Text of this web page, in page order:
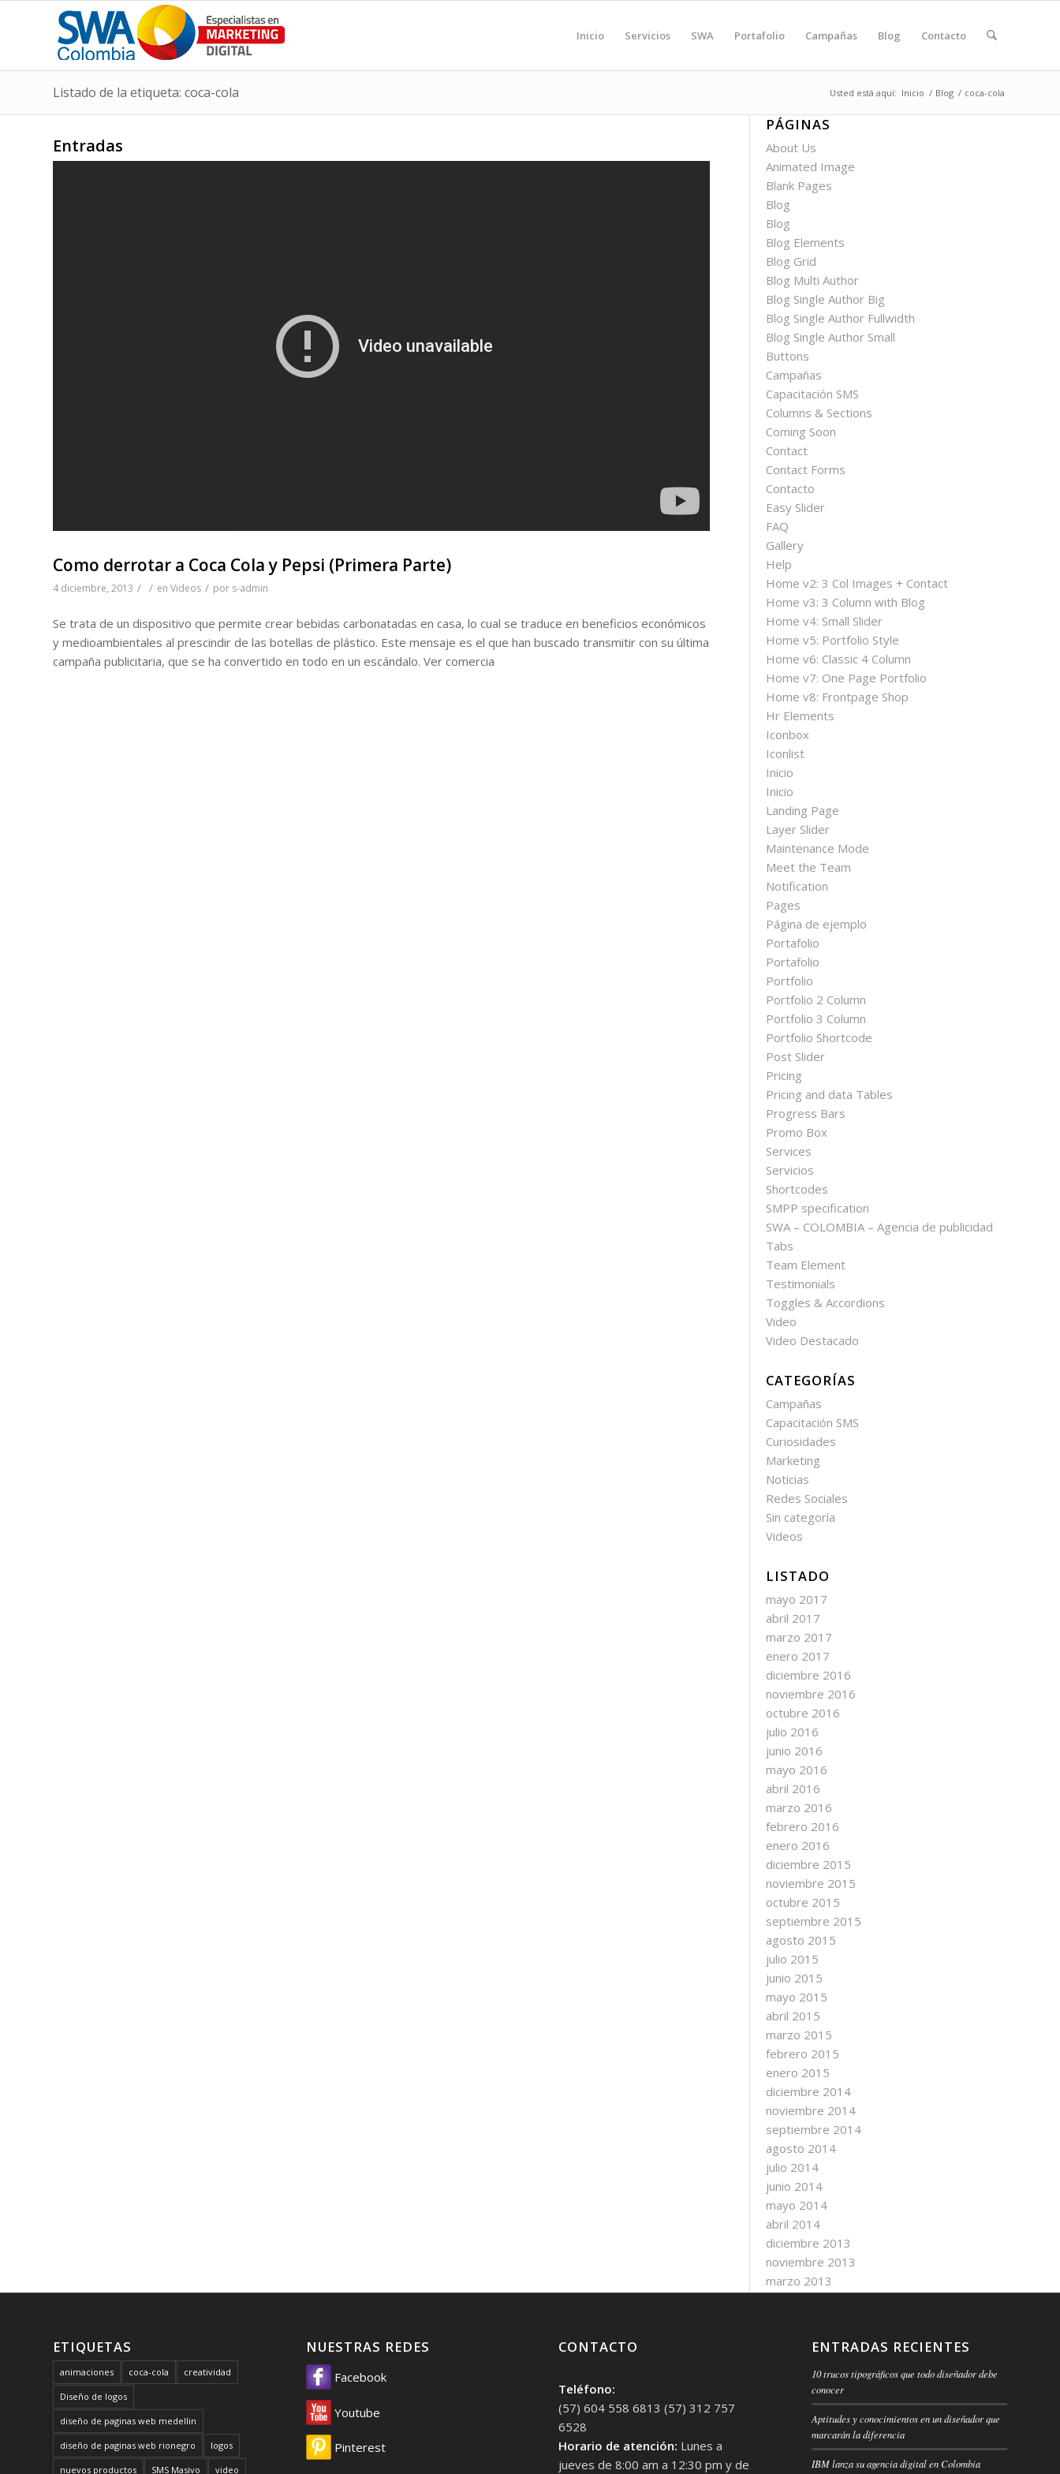
Inicio Servicios SWA Portafolio Campañas Blog Contacto
Listado de la etiqueta: coca-cola Usted está aquí: Inicio / Blog / coca-cola
Entradas
Como derrotar a Coca Cola y Pepsi (Primera Parte)
4 diciembre, 2013 / / en Videos / por s-admin
Se trata de un dispositivo que permite crear bebidas carbonatadas en casa, lo cual se traduce en beneficios económicos
y medioambientales al prescindir de las botellas de plástico. Este mensaje es el que han buscado transmitir con su última
campaña publicitaria, que se ha convertido en todo en un escándalo. Ver comercia
PÁGINAS
About Us
Animated Image
Blank Pages
Blog
Blog
Blog Elements
Blog Grid
Blog Multi Author
Blog Single Author Big
Blog Single Author Fullwidth
Blog Single Author Small
Buttons
Campañas
Capacitación SMS
Columns & Sections
Coming Soon
Contact
Contact Forms
Contacto
Easy Slider
FAQ
Gallery
Help
Home v2: 3 Col Images + Contact
Home v3: 3 Column with Blog
Home v4: Small Slider
Home v5: Portfolio Style
Home v6: Classic 4 Column
Home v7: One Page Portfolio
Home v8: Frontpage Shop
Hr Elements
Iconbox
Iconlist
Inicio
Inicio
Landing Page
Layer Slider
Maintenance Mode
Meet the Team
Notification
Pages
Página de ejemplo
Portafolio
Portafolio
Portfolio
Portfolio 2 Column
Portfolio 3 Column
Portfolio Shortcode
Post Slider
Pricing
Pricing and data Tables
Progress Bars
Promo Box
Services
Servicios
Shortcodes
SMPP specification
SWA – COLOMBIA – Agencia de publicidad
Tabs
Team Element
Testimonials
Toggles & Accordions
Video
Video Destacado
CATEGORÍAS
Campañas
Capacitación SMS
Curiosidades
Marketing
Noticias
Redes Sociales
Sin categoría
Videos
LISTADO
mayo 2017
abril 2017
marzo 2017
enero 2017
diciembre 2016
noviembre 2016
octubre 2016
julio 2016
junio 2016
mayo 2016
abril 2016
marzo 2016
febrero 2016
enero 2016
diciembre 2015
noviembre 2015
octubre 2015
septiembre 2015
agosto 2015
julio 2015
junio 2015
mayo 2015
abril 2015
marzo 2015
febrero 2015
enero 2015
diciembre 2014
noviembre 2014
septiembre 2014
agosto 2014
julio 2014
junio 2014
mayo 2014
abril 2014
diciembre 2013
noviembre 2013
marzo 2013
ETIQUETAS
animaciones coca-cola creatividad
Diseño de logos
diseño de paginas web medellin
diseño de paginas web rionegro logos
nuevos productos SMS Masivo video
NUESTRAS REDES
Facebook
Youtube
Pinterest
CONTACTO
Teléfono:
(57) 604 558 6813 (57) 312 757
6528
Horario de atención: Lunes a
jueves de 8:00 am a 12:30 pm y de
ENTRADAS RECIENTES
10 trucos tipográficos que todo diseñador debe
conocer
Aptitudes y conocimientos en un diseñador que
marcarán la diferencia
IBM lanza su agencia digital en Colombia